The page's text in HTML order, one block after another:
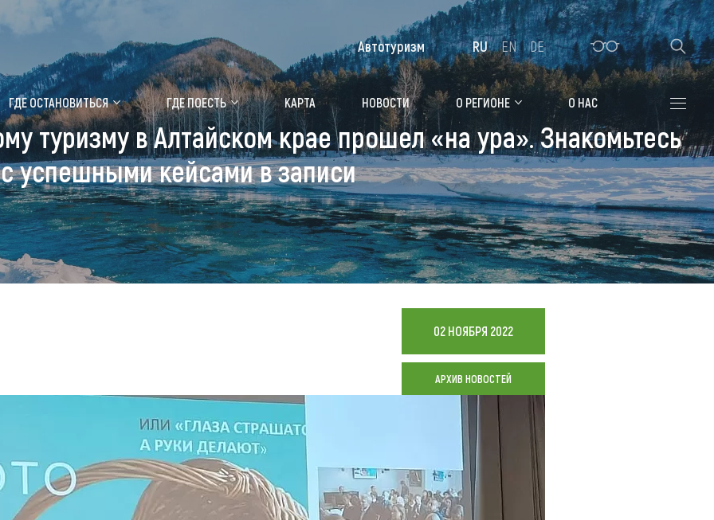
маральника Медицинский форум Алтайская зимовка
природы
истории и культуры
развлечений
мест
Чем заняться
Календарь событий
Аудиогид
Мой маршрут
Где остановиться
Санатории
Гостиницы, отели
Коттеджи, базы
Сельские усадьбы
Мотели, придорожные отели
привезти (сувениры)
Общая информация
Как добраться
Люди, прославившие Алтай
Карты и буклеты
Коллекция впечатлений
Блог путешественника
Видеогалерея
Фотогалерея
ГДЕ ОСТАНОВИТЬСЯ ГДЕ ПОЕСТЬ КАРТА НОВОСТИ О РЕГИОНЕ О НАС
Автотуризм RU EN DE
туризму в Алтайском крае прошел «на ура». Знакомьтесь
с успешными кейсами в записи
02 НОЯБРЯ 2022
АРХИВ НОВОСТЕЙ